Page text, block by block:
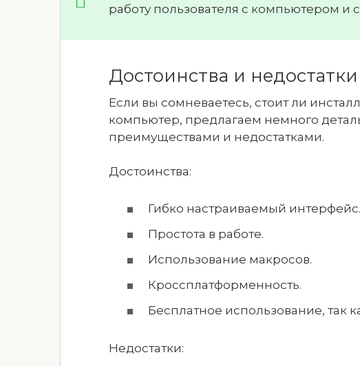
работу пользователя с компьютером и
Достоинства и недостатки
Если вы сомневаетесь, стоит ли
компьютер, предлагаем немного
преимуществами и недостатками.
Достоинства:
Гибко настраиваемый интерфейс.
Простота в работе.
Использование макросов.
Кроссплатформенность.
Бесплатное использование, так
Недостатки: